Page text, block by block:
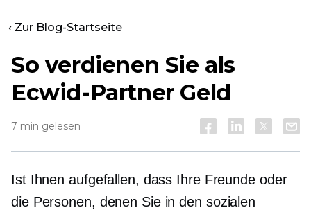
‹ Zur Blog-Startseite
So verdienen Sie als
Ecwid-Partner Geld
7 min gelesen
Ist Ihnen aufgefallen, dass Ihre Freunde oder
die Personen, denen Sie in den sozialen